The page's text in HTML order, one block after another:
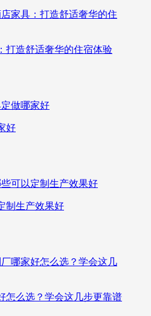
打造舒适奢华的住宿体验
好
制生产效果好
怎么选？学会这几步更靠谱